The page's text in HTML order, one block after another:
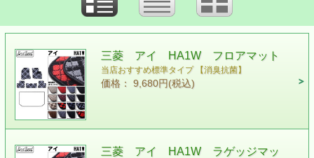
三菱 アイ HA1W フロアマット
当店おすすめ標準タイプ 【消臭抗菌】
価格： 9,680円(税込)
三菱 アイ HA1W ラゲッジマッ